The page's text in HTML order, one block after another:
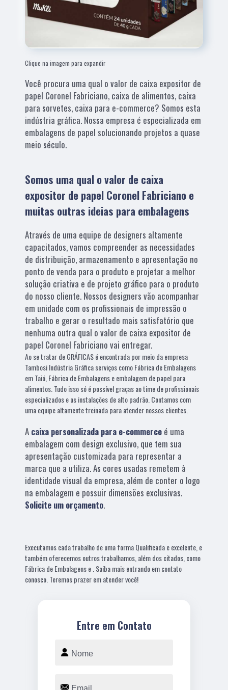
Clique na imagem para expandir
Você procura uma qual o valor de caixa expositor de
papel Coronel Fabriciano, caixa de alimentos, caixa
para sorvetes, caixa para e-commerce? Somos esta
indústria gráfica. Nossa empresa é especializada em
embalagens de papel solucionando projetos a quase
meio século.
Somos uma qual o valor de caixa
expositor de papel Coronel Fabriciano e
muitas outras ideias para embalagens
Através de uma equipe de designers altamente
capacitados, vamos compreender as necessidades
de distribuição, armazenamento e apresentação no
ponto de venda para o produto e projetar a melhor
solução criativa e de projeto gráfico para o produto
do nosso cliente. Nossos designers vão acompanhar
em unidade com os profissionais de impressão o
trabalho e gerar o resultado mais satisfatório que
nenhuma outra qual o valor de caixa expositor de
papel Coronel Fabriciano vai entregar.
Ao se tratar de GRÁFICAS é encontrada por meio da empresa
Tambosi Indústria Gráfica serviços como Fábrica de Embalagens
em Taió, Fábrica de Embalagens e embalagem de papel para
alimentos. Tudo isso só é possível graças ao time de profissionais
especializados e as instalações de alto padrão. Contamos com
uma equipe altamente treinada para atender nossos clientes.
A caixa personalizada para e-commerce é uma
embalagem com design exclusivo, que tem sua
apresentação customizada para representar a
marca que a utiliza. As cores usadas remetem à
identidade visual da empresa, além de conter o logo
na embalagem e possuir dimensões exclusivas.
Solicite um orçamento.
Executamos cada trabalho de uma forma Qualificada e excelente, e
também oferecemos outros trabalhamos, além dos citados, como
Fábrica de Embalagens e . Saiba mais entrando em contato
conosco. Teremos prazer em atender você!
Entre em Contato